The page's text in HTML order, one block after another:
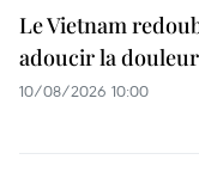
Le Vietnam
adoucir la douleur
10/08/2026 10:00